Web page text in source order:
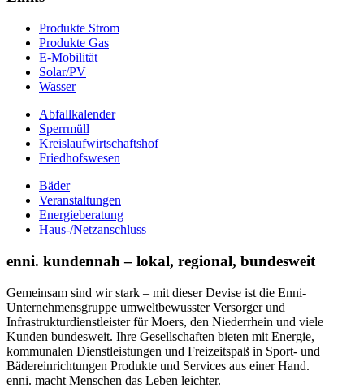
Produkte Strom
Produkte Gas
E-Mobilität
Solar/PV
Wasser
Abfallkalender
Sperrmüll
Kreislaufwirtschaftshof
Friedhofswesen
Bäder
Veranstaltungen
Energieberatung
Haus-/Netzanschluss
enni. kundennah – lokal, regional, bundesweit
Gemeinsam sind wir stark – mit dieser Devise ist die Enni-
Unternehmensgruppe umweltbewusster Versorger und
Infrastrukturdienstleister für Moers, den Niederrhein und viele
Kunden bundesweit. Ihre Gesellschaften bieten mit Energie,
kommunalen Dienstleistungen und Freizeitspaß in Sport- und
Bädereinrichtungen Produkte und Services aus einer Hand.
enni. macht Menschen das Leben leichter.